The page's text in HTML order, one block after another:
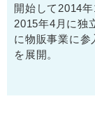
開始して2014
2015年4月に独
に物販事業に参
を展開。